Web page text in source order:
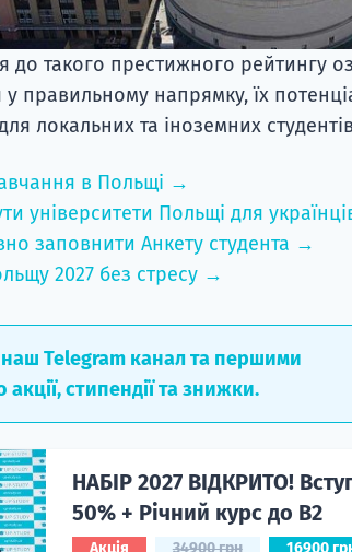
до такого престижного рейтингу
у правильному напрямку, їх
локальних та іноземних
в Польщі →
університети Польщі для
заповнити Анкету студента →
2027 без стресу →
наш Telegram канал та першими
стипендії та знижки.
НАБІР 2027 ВІДКРИТО!
50% + Річний курс до B2
Акція 34900 грн 16900